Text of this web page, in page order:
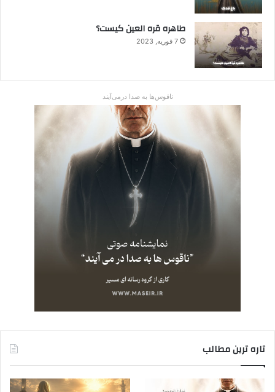
طاهره قره العین کیست؟
7 فوریه, 2023
ناقوس‌ها به صدا در‌می‌آیند
تاره ترین مطالب